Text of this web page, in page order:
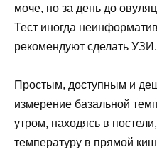
моче, но за день до
Тест иногда
рекомендуют сделать УЗИ.
Простым, доступным и
измерение базальной
утром, находясь в
температуру в прямой